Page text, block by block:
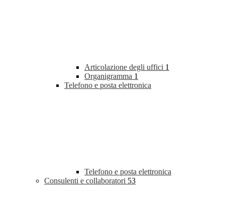
Articolazione degli uffici 1
Organigramma 1
Telefono e posta elettronica
Telefono e posta elettronica
Consulenti e collaboratori 53